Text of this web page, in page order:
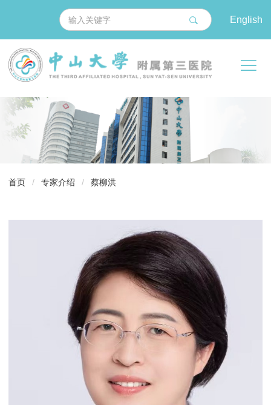
English
导
首页 / 专家介绍 / 蔡柳洪